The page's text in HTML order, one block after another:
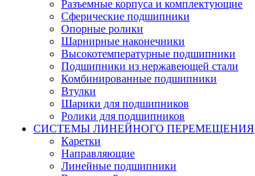
Разъемные корпуса и комплектующие
Сферические подшипники
Опорные ролики
Шарнирные наконечники
Высокотемпературные подшипники
Подшипники из нержавеющей стали
Комбинированные подшипники
Втулки
Шарики для подшипников
Ролики для подшипников
СИСТЕМЫ ЛИНЕЙНОГО ПЕРЕМЕЩЕНИЯ
Каретки
Направляющие
Линейные подшипники